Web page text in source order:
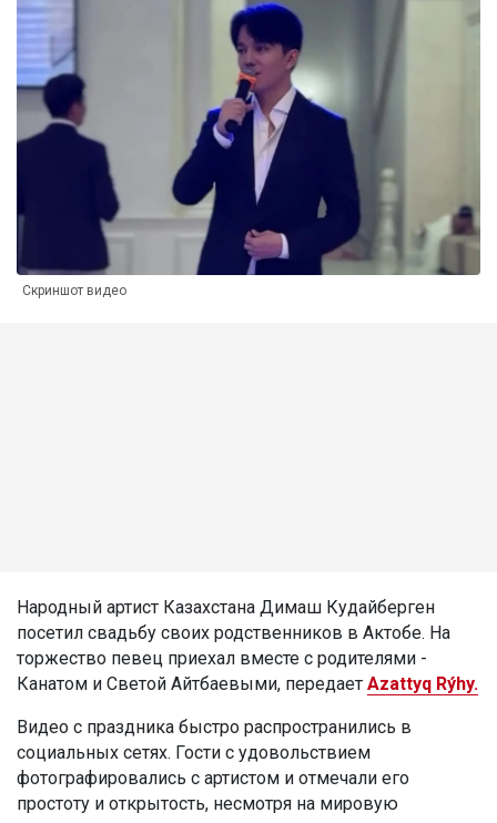
Скриншот видео
Народный артист Казахстана Димаш Кудайберген
посетил свадьбу своих родственников в Актобе. На
торжество певец приехал вместе с родителями -
Канатом и Светой Айтбаевыми, передает Azattyq Rýhy.
Видео с праздника быстро распространились в
социальных сетях. Гости с удовольствием
фотографировались с артистом и отмечали его
простоту и открытость, несмотря на мировую